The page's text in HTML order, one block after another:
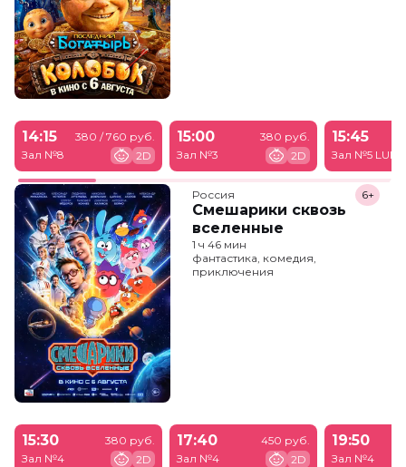
14:15
Зал №8
380 / 760 руб.
2D
15:00
Зал №3
380 руб.
2D
15:45
Зал №5
Россия
Смешарики сквозь
вселенные
6+
1 ч 46 мин
фантастика, комедия,
приключения
15:30
Зал №4
380 руб.
2D
17:40
Зал №4
450 руб.
2D
19:50
Зал №4